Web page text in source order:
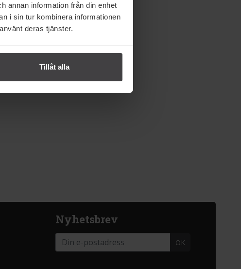
annan information från din enhet
i sin tur kombinera informationen
deras tjänster.
Tillåt alla
Nyhetsbrev
OK